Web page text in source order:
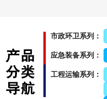
市政环卫系列：
应急装备系列：
工程运输系列：